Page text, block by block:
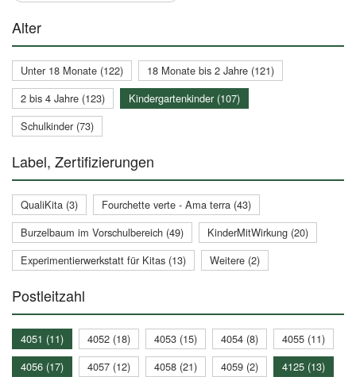
Alter
Unter 18 Monate (122)
18 Monate bis 2 Jahre (121)
2 bis 4 Jahre (123)
Kindergartenkinder (107)
Schulkinder (73)
Label, Zertifizierungen
QualiKita (3)
Fourchette verte - Ama terra (43)
Burzelbaum im Vorschulbereich (49)
KinderMitWirkung (20)
Experimentierwerkstatt für Kitas (13)
Weitere (2)
Postleitzahl
4051 (11) 4052 (18) 4053 (15) 4054 (8)
4055 (11)
4056 (17)
4057 (12) 4058 (21) 4059 (2) 4125 (13)